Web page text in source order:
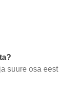
suure osa eest